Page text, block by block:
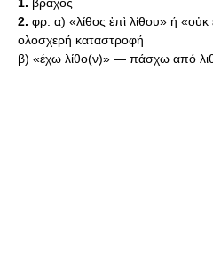
2. φρ. α) «λίθος ἐπὶ λίθου» ή «οὐκ
ολοσχερή καταστροφή
β) «έχω λίθο(ν)» — πάσχω από